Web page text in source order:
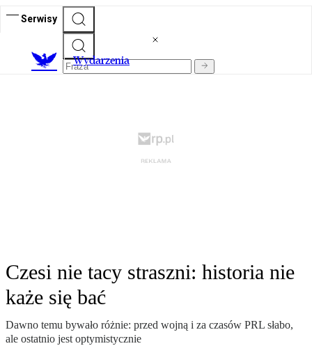
Serwisy
Wydarzenia
Czesi nie tacy straszni: historia nie
każe się bać
Dawno temu bywało różnie: przed wojną i za czasów PRL słabo,
ale ostatnio jest optymistycznie